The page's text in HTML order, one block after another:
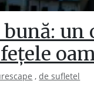
un
,de sufletel